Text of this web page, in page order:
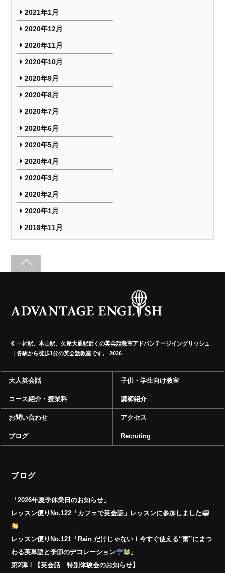
2021年1月
2020年12月
2020年11月
2020年10月
2020年9月
2020年8月
2020年7月
2020年6月
2020年5月
2020年4月
2020年3月
2020年2月
2020年1月
2019年11月
©一社駅、本山駅、久屋大通駅近くの英会話教室アドバンテージイングリッシュ
｜各駅から徒歩1分の英会話教室です。
2026
大人英会話 子供・学生向け教室
コース紹介・授業料 講師紹介
お問い合わせ アクセス
ブログ Recruting
ブログ
「2026年夏季休業日のお知らせ」
レッスン便りNo.122「カフェで英会話」レッスンに参加しました
レッスン便りNo.121「Rain だけじゃない！今すぐ使える“雨”にまつ
わる英単語と季節のデコレーション
」
第2弾！【英会話 特別体験会のお知らせ】